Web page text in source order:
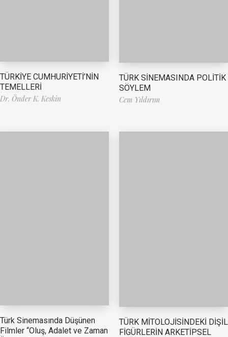
TÜRKİYE CUMHURİYETİ’NİN
TEMELLERİ
Dr. Önder K. Keskin
TÜRK SİNEMASINDA POLİTİK
SÖYLEM
Cem Yıldırım
Türk Sinemasında Düşünen
Filmler “Oluş, Adalet ve Zaman
TÜRK MİTOLOJİSİNDEKİ DİŞİL
FİGÜRLERİN ARKETİPSEL